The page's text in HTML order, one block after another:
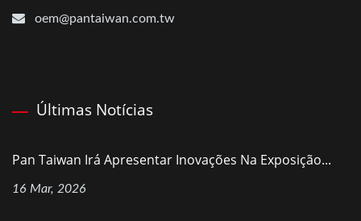
oem@pantaiwan.com.tw
Últimas Notícias
Pan Taiwan Irá Apresentar Inovações Na Exposição...
16 Mar, 2026